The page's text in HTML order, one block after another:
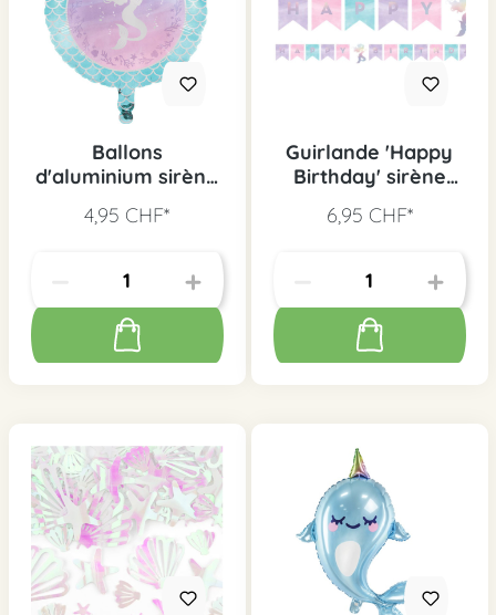
Ballons
d'aluminium sirène
4,95 CHF*
Guirlande 'Happy
Birthday' sirène
6,95 CHF*